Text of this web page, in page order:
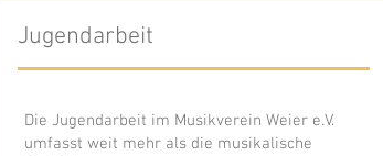
Jugendarbeit
Die Jugendarbeit im Musikverein Weier e.V.
umfasst weit mehr als die musikalische